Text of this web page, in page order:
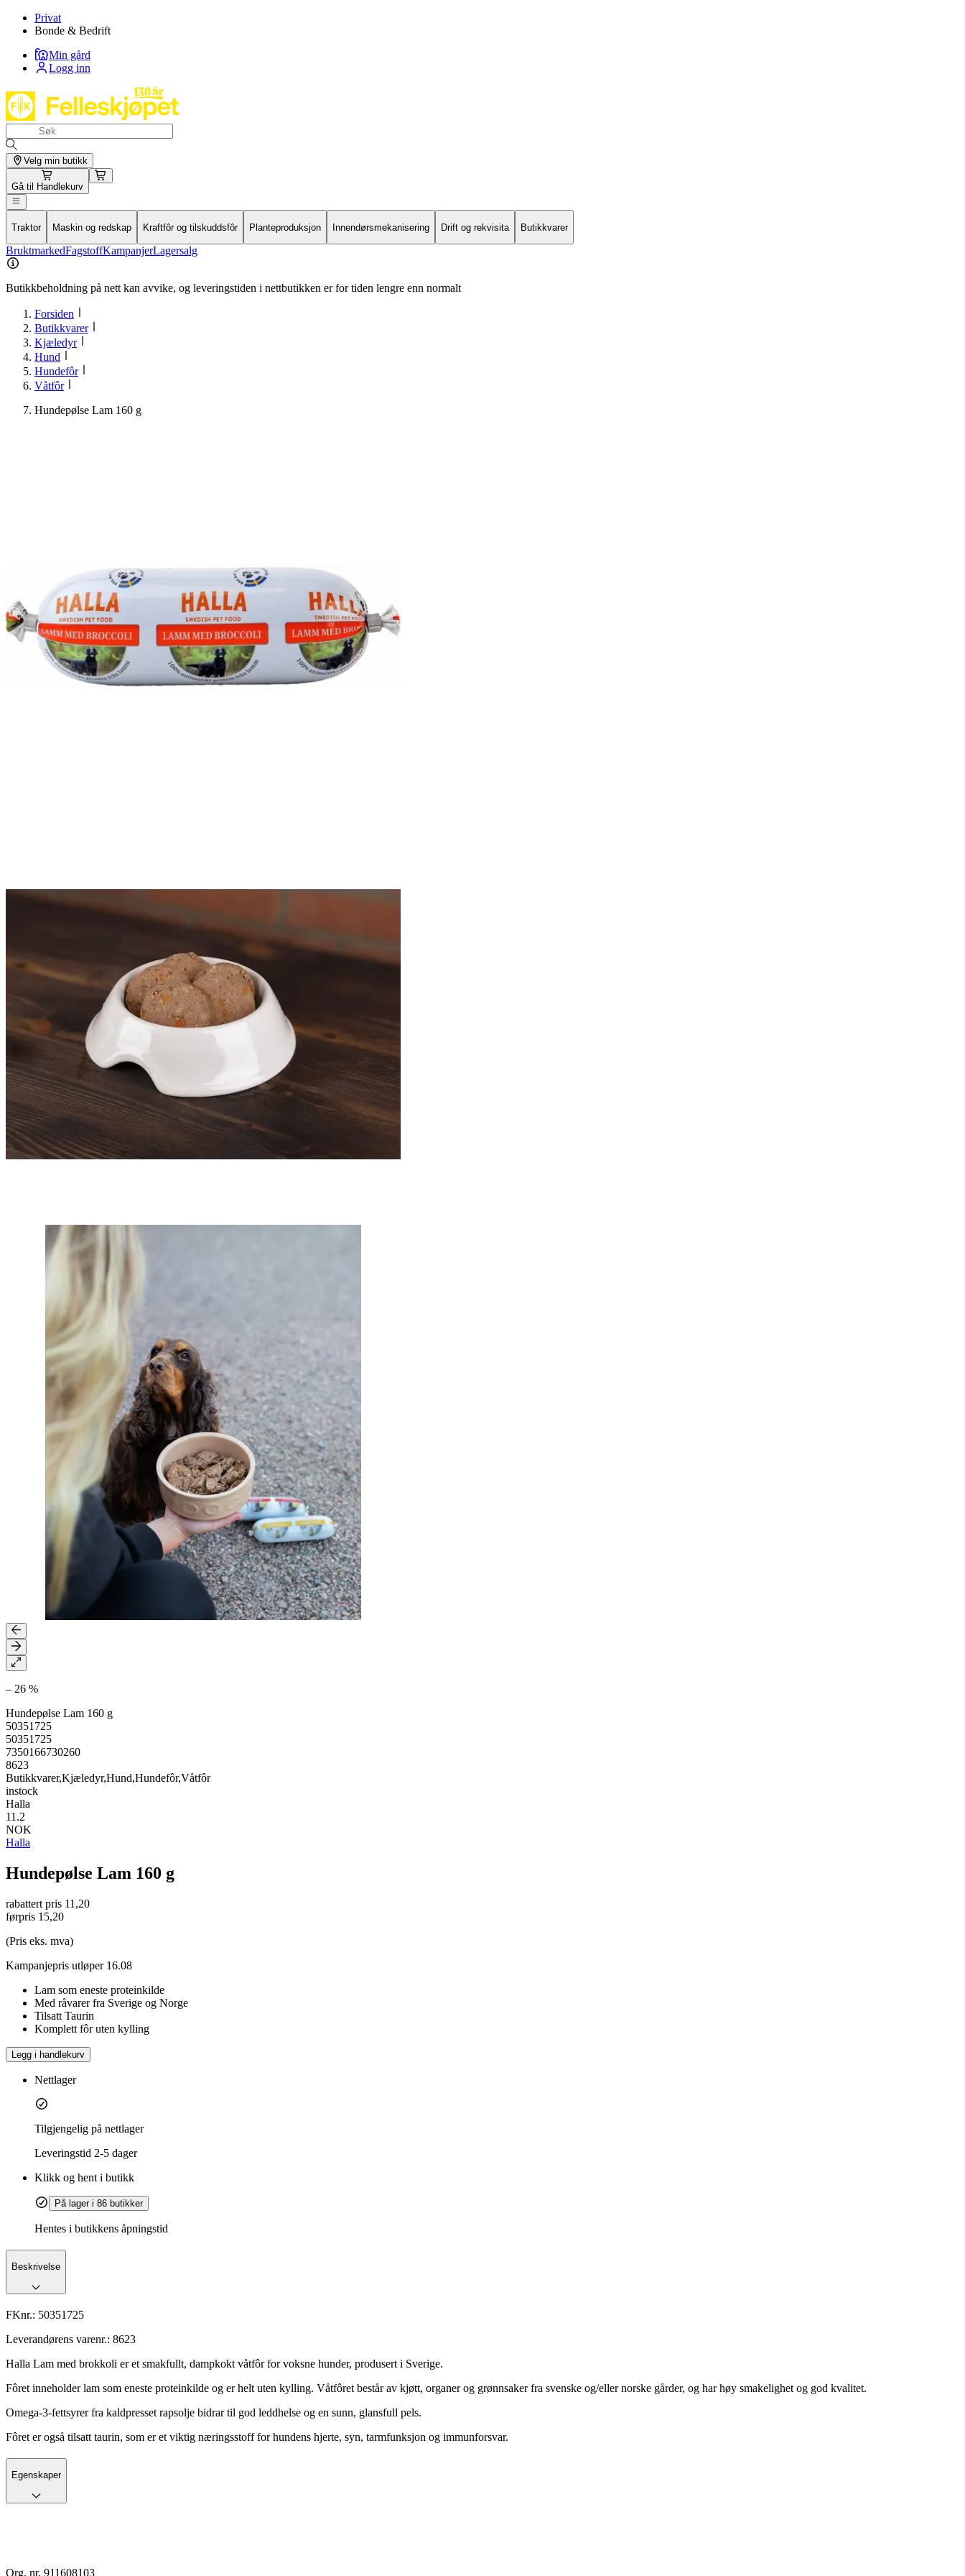
Privat
Bonde & Bedrift
Min gård
Logg inn
Velg min butikk
Gå til Handlekurv
Traktor Maskin og redskap Kraftfôr og tilskuddsfôr Planteproduksjon Innendørsmekanisering Drift og rekvisita Butikkvarer
BruktmarkedFagstoffKampanjerLagersalg
Butikkbeholdning på nett kan avvike, og leveringstiden i nettbutikken er for tiden lengre enn normalt
Forsiden
Butikkvarer
Kjæledyr
Hund
Hundefôr
Våtfôr
Hundepølse Lam 160 g
– 26 %
Hundepølse Lam 160 g
50351725
50351725
7350166730260
8623
Butikkvarer,Kjæledyr,Hund,Hundefôr,Våtfôr
instock
Halla
11.2
NOK
Halla
Hundepølse Lam 160 g
rabattert pris 11,20
førpris 15,20
(Pris eks. mva)
Kampanjepris utløper 16.08
Lam som eneste proteinkilde
Med råvarer fra Sverige og Norge
Tilsatt Taurin
Komplett fôr uten kylling
Legg i handlekurv
Nettlager
Tilgjengelig på nettlager
Leveringstid 2-5 dager
Klikk og hent i butikk
På lager i 86 butikker
Hentes i butikkens åpningstid
Beskrivelse
FKnr.: 50351725
Leverandørens varenr.: 8623
Halla Lam med brokkoli er et smakfullt, dampkokt våtfôr for voksne hunder, produsert i Sverige.
Fôret inneholder lam som eneste proteinkilde og er helt uten kylling. Våtfôret består av kjøtt, organer og grønnsaker fra svenske og/eller norske gårder, og har høy smakelighet og god kvalitet.
Omega-3-fettsyrer fra kaldpresset rapsolje bidrar til god leddhelse og en sunn, glansfull pels.
Fôret er også tilsatt taurin, som er et viktig næringsstoff for hundens hjerte, syn, tarmfunksjon og immunforsvar.
Egenskaper
Org. nr. 911608103